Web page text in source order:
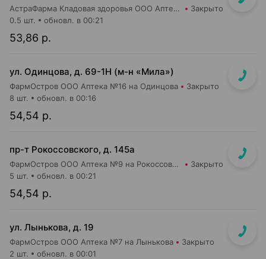
АстраФарма Кладовая здоровья ООО Аптека №9 Закрыто
53,86 р.
0.5 шт. обновл. в 00:21
ул. Одинцова, д. 69-1Н (м-н «Мила»)
ФармОстров ООО Аптека №16 на Одинцова Закрыто
54,54 р.
8 шт. обновл. в 00:16
пр-т Рокоссовского, д. 145а
ФармОстров ООО Аптека №9 на Рокоссовского Закрыто
54,54 р.
5 шт. обновл. в 00:21
ул. Лынькова, д. 19
ФармОстров ООО Аптека №7 на Лынькова Закрыто
2 шт. обновл. в 00:01